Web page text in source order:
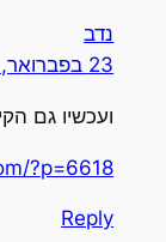
נדב
23 בפברואר, 2014
ועכשיו גם
?p=6618
Reply